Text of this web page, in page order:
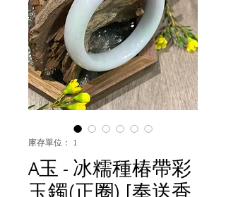
庫存單位： 1
A玉 - 冰糯種椿帶彩
玉鐲(正圈) [奉送香